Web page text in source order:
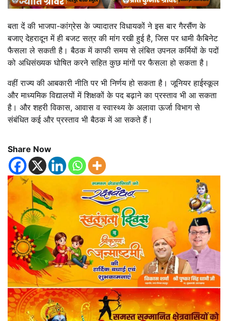
बता दें की भाजपा-कांग्रेस के ज्यादातर विधायकों ने इस बार गैरसैंण के
बजाए देहरादून में ही बजट सत्र की मांग रखी हुई है, जिस पर धामी कैबिनेट
फैसला ले सकती है। बैठक में काफी समय से लंबित उपनल कर्मियों के पदों
को अधिसंख्यक घोषित करने सहित कुछ मांगों पर फैसला हो सकता है।
वहीं राज्य की आबकारी नीति पर भी निर्णय हो सकता है। जूनियर हाईस्कूल
और माध्यमिक विद्यालयों में शिक्षकों के पद बढ़ाने का प्रस्ताव भी आ सकता
है। और शहरी विकास, आवास व स्वास्थ्य के अलावा ऊर्जा विभाग से
संबंधित कई और प्रस्ताव भी बैठक में आ सकते हैं।
Share Now